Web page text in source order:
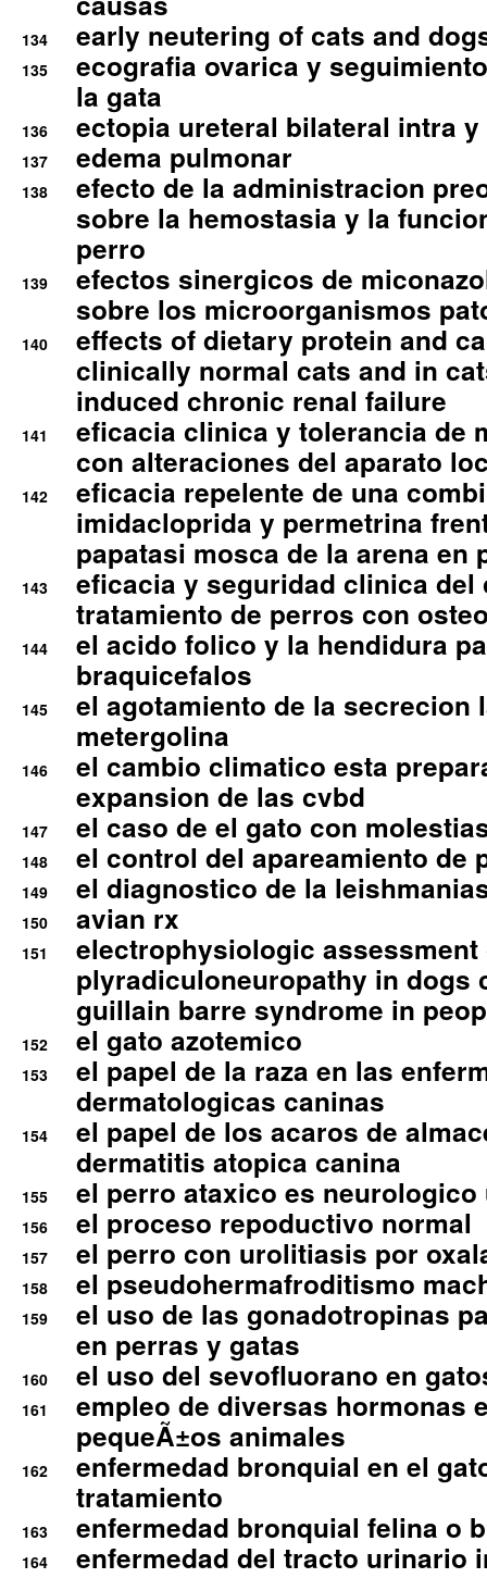
134 early neutering of cats and
135
ecografia ovarica y
la gata
136 ectopia ureteral bilateral intra
137 edema pulmonar
138
efecto de la administracion
sobre la hemostasia y la
perro
139
efectos sinergicos de
sobre los microorganismos
140
effects of dietary protein and
clinically normal cats and in
induced chronic renal failure
141
eficacia clinica y tolerancia de
con alteraciones del aparato
142
eficacia repelente de una
imidacloprida y permetrina
papatasi mosca de la arena en
143
eficacia y seguridad clinica del
tratamiento de perros con
144
el acido folico y la hendidura
braquicefalos
145
el agotamiento de la secrecion
metergolina
146
el cambio climatico esta
expansion de las cvbd
147 el caso de el gato con
148 el control del apareamiento de
149 el diagnostico de la
150 avian rx
151
electrophysiologic assessment
plyradiculoneuropathy in dogs
guillain barre syndrome in
152 el gato azotemico
153
el papel de la raza en las
dermatologicas caninas
154
el papel de los acaros de
dermatitis atopica canina
155 el perro ataxico es
156 el proceso repoductivo normal
157 el perro con urolitiasis por
158 el pseudohermafroditismo
159
el uso de las gonadotropinas
en perras y gatas
160 el uso del sevofluorano en
161
empleo de diversas hormonas
pequeÃ±os animales
162
enfermedad bronquial en el
tratamiento
163 enfermedad bronquial felina o
164 enfermedad del tracto urinario